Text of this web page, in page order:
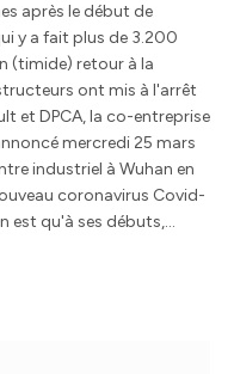
après le début de
y a fait plus de 3.200
(timide) retour à la
ont mis à l'arrêt
et DPCA, la co-entreprise
mercredi 25 mars
industriel à Wuhan en
coronavirus Covid-
est qu'à ses débuts,…